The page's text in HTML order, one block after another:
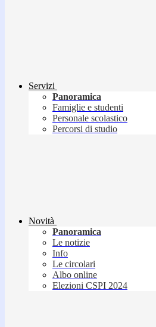
Servizi
Panoramica
Famiglie e studenti
Personale scolastico
Percorsi di studio
Novità
Panoramica
Le notizie
Info
Le circolari
Albo online
Elezioni CSPI 2024